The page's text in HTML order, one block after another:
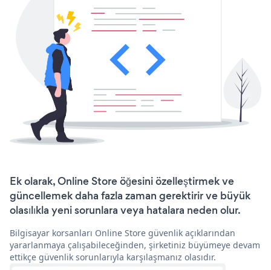
Ek olarak, Online Store öğesini özelleştirmek ve
güncellemek daha fazla zaman gerektirir ve büyük
olasılıkla yeni sorunlara veya hatalara neden olur.
Bilgisayar korsanları Online Store güvenlik açıklarından
yararlanmaya çalışabileceğinden, şirketiniz büyümeye devam
ettikçe güvenlik sorunlarıyla karşılaşmanız olasıdır.